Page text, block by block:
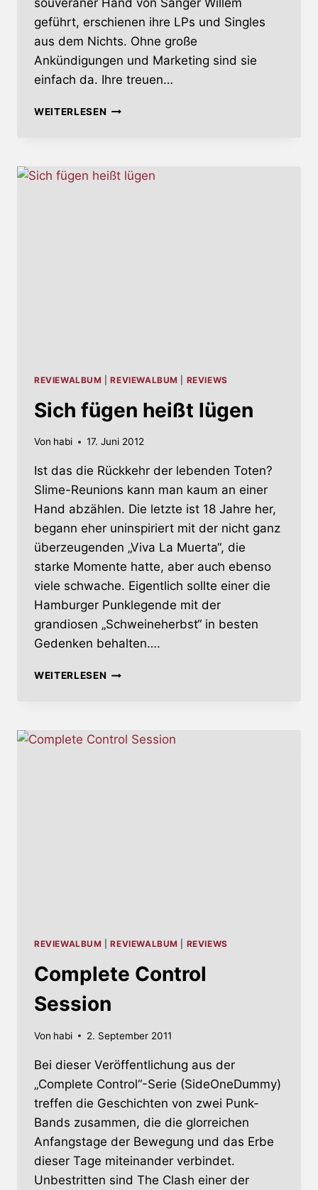
souveräner Hand von Sänger Willem
geführt, erschienen ihre LPs und Singles
aus dem Nichts. Ohne große
Ankündigungen und Marketing sind sie
einfach da. Ihre treuen…
WEITERLESENFUTURE
REVIEWALBUM |REVIEWALBUM REVIEWS
Sich fügen heißt lügen
Von habi 17. Juni 2012
Ist das die Rückkehr der lebenden Toten?
Slime-Reunions kann man kaum an einer
Hand abzählen. Die letzte ist 18 Jahre her,
begann eher uninspiriert mit der nicht ganz
überzeugenden „Viva La Muerta“, die
starke Momente hatte, aber auch ebenso
viele schwache. Eigentlich sollte einer die
Hamburger Punklegende mit der
grandiosen „Schweineherbst“ in besten
Gedenken behalten….
WEITERLESENSICH
REVIEWALBUM |REVIEWALBUM REVIEWS
Complete Control
Session
Von habi 2. September 2011
Bei dieser Veröffentlichung aus der
„Complete Control“-Serie (SideOneDummy)
treffen die Geschichten von zwei Punk-
Bands zusammen, die die glorreichen
Anfangstage der Bewegung und das Erbe
dieser Tage miteinander verbindet.
Unbestritten sind The Clash einer der